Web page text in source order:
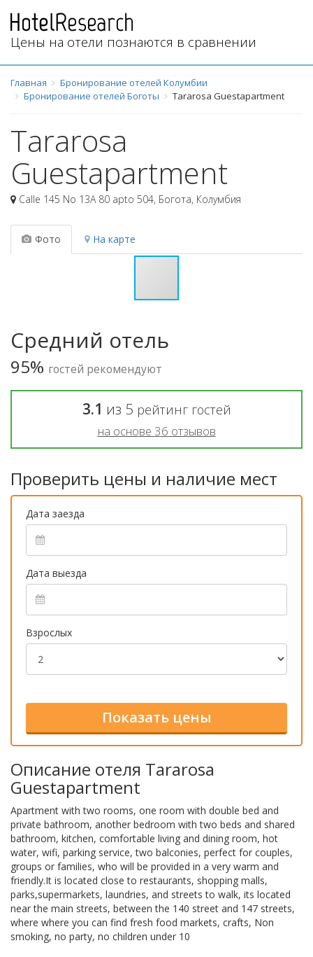
Цены на отели познаются в сравнении
Главная
Бронирование отелей Колумбии
Бронирование отелей Боготы
Tararosa Guestapartment
Tararosa
Guestapartment
Calle 145 No 13A 80 apto 504, Богота, Колумбия
Фото На карте
Средний отель
95% гостей рекомендуют
3.1 из 5 рейтинг гостей
на основе 36 отзывов
Проверить цены и наличие мест
Дата заезда
Дата выезда
Взрослых
Описание отеля Tararosa
Guestapartment
Apartment with two rooms, one room with double bed and
private bathroom, another bedroom with two beds and shared
bathroom, kitchen, comfortable living and dining room, hot
water, wifi, parking service, two balconies, perfect for couples,
groups or families, who will be provided in a very warm and
friendly.It is located close to restaurants, shopping malls,
parks,supermarkets, laundries, and streets to walk, its located
near the main streets, between the 140 street and 147 streets,
where where you can find fresh food markets, crafts, Non
smoking, no party, no children under 10